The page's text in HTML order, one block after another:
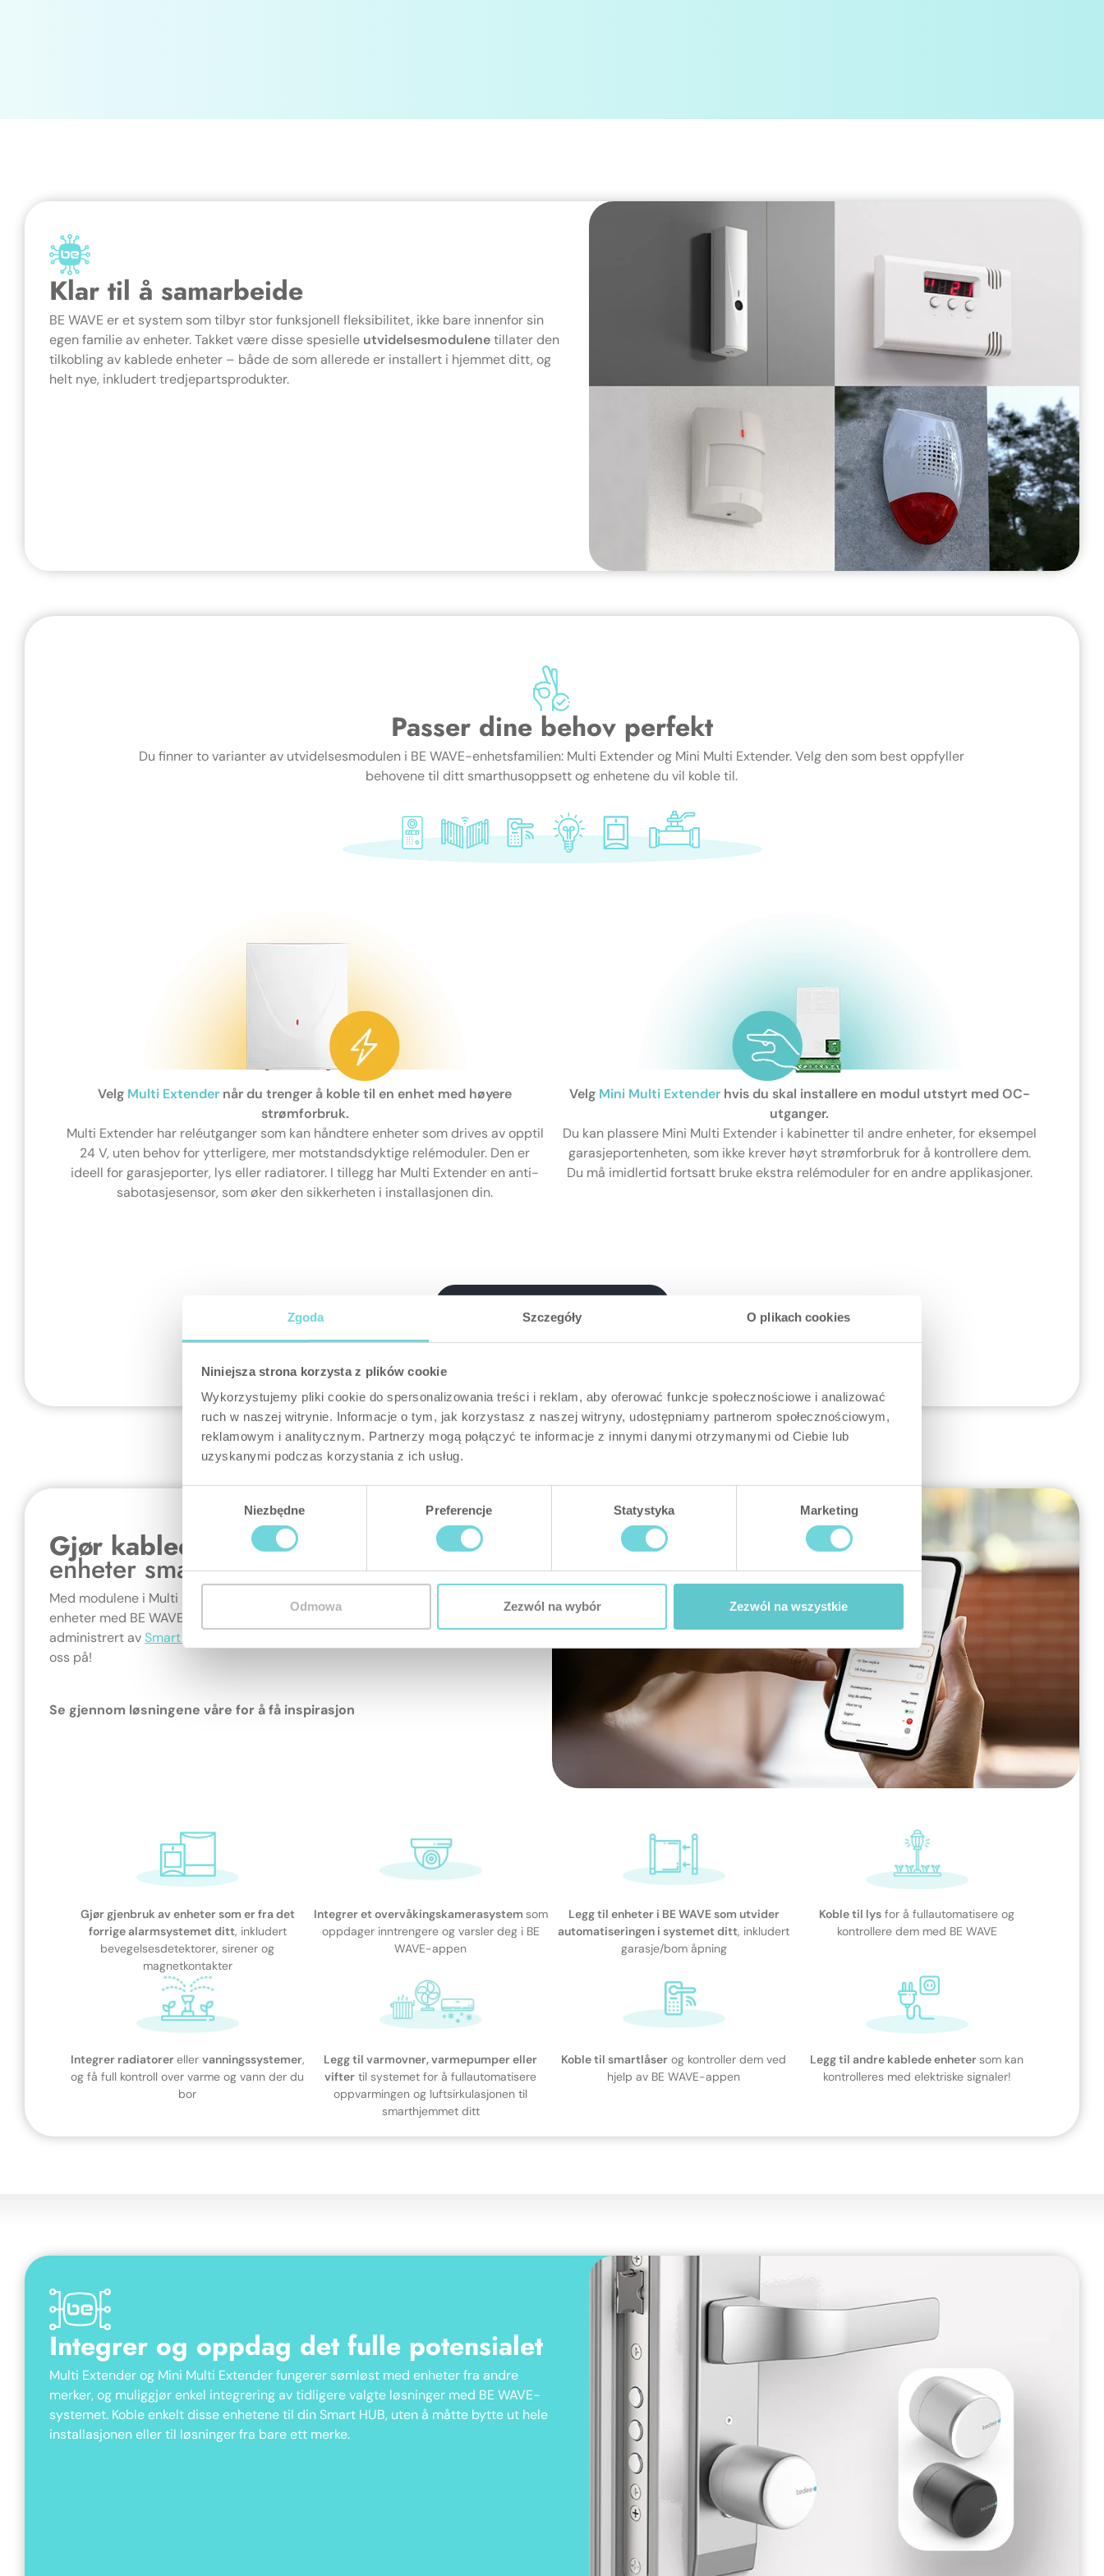
Zgoda Szczegóły O plikach cookies
Niniejsza strona korzysta z plików cookie
Wykorzystujemy pliki cookie do spersonalizowania treści i reklam, aby oferować funkcje społecznościowe i analizować
ruch w naszej witrynie. Informacje o tym, jak korzystasz z naszej witryny, udostępniamy partnerom społecznościowym,
reklamowym i analitycznym. Partnerzy mogą połączyć te informacje z innymi danymi otrzymanymi od Ciebie lub
uzyskanymi podczas korzystania z ich usług.
Niezbędne Preferencje Statystyka Marketing
Odmowa Zezwól na wybór Zezwól na wszystkie
Klar til å samarbeide
BE WAVE er et system som tilbyr stor funksjonell fleksibilitet, ikke bare innenfor sin
egen familie av enheter. Takket være disse spesielle utvidelsesmodulenetillater den
tilkobling av kablede enheter – både de som allerede er installert i hjemmet ditt, og
helt nye, inkludert tredjepartsprodukter.
Passer dine behov perfekt
Du finner to varianter av utvidelsesmodulen i BE WAVE-enhetsfamilien: Multi Extender og Mini Multi Extender. Velg den som best oppfyller
behovene til ditt smarthusoppsett og enhetene du vil koble til.
Velg Multi Extender når du trenger å koble til en enhet med høyere
strømforbruk.
Multi Extender har reléutganger som kan håndtere enheter som drives av opptil
24 V, uten behov for ytterligere, mer motstandsdyktige relémoduler. Den er
ideell for garasjeporter, lys eller radiatorer. I tillegg har Multi Extender en anti-
sabotasjesensor, som øker den sikkerheten i installasjonen din.
Velg Mini Multi Extenderhvis du skal installere en modul utstyrt med OC-
utganger.
Du kan plassere Mini Multi Extender i kabinetter til andre enheter, for eksempel
garasjeportenheten, som ikke krever høyt strømforbruk for å kontrollere dem.
Du må imidlertid fortsatt bruke ekstra relémoduler for en andre applikasjoner.
Spenning
204 g
Mini Multi Extender
4-24 V DC
Kapsling
Gjør kablede
enheter smarte
Med modulene i Multi Extender-serien kan du kommunisere mange kablede
enheter med BE WAVE, og skape et sømløst fungerende økosystem
administrert avSmart HUB
oss på!
Se gjennom løsningene våre for å få inspirasjon
Gjør gjenbruk av enheter som er fra det
forrige alarmsystemet ditt, inkludert
bevegelsesdetektorer, sirener og
magnetkontakter
Integrer et overvåkingskamerasystem som
oppdager inntrengere og varsler deg i BE
WAVE-appen
Legg til enheter i BE WAVE som utvider
automatiseringen i systemet ditt, inkludert
garasje/bom åpning
Koble til lys for å fullautomatisere og
kontrollere dem med BE WAVE
Integrer radiatorereller vanningssystemer,
og få full kontroll over varme og vann der du
bor
Legg til varmovner, varmepumper eller
vifter til systemet for å fullautomatisere
oppvarmingen og luftsirkulasjonen til
smarthjemmet ditt
Koble til smartlåser og kontroller dem ved
hjelp av BE WAVE-appen
Legg til andre kablede enhetersom kan
kontrolleres med elektriske signaler!
Integrer og oppdag det fulle potensialet
Multi Extender og Mini Multi Extender fungerer sømløst med enheter fra andre
merker, og muliggjør enkel integrering av tidligere valgte løsninger med BE WAVE-
systemet. Koble enkelt disse enhetene til din Smart HUB, uten å måtte bytte ut hele
installasjonen eller til løsninger fra bare ett merke.